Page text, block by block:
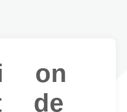
on
de